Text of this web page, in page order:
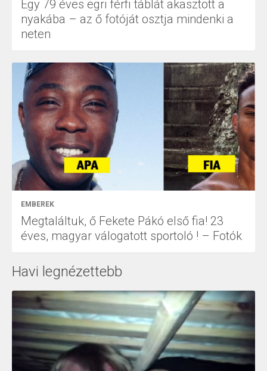
Egy 79 éves egri férfi táblát akasztott a
nyakába – az ő fotóját osztja mindenki a
neten
EMBEREK
Megtaláltuk, ő Fekete Pákó első fia! 23
éves, magyar válogatott sportoló ! – Fotók
Havi legnézettebb